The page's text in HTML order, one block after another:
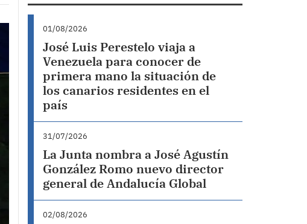
01/08/2026
José Luis Perestelo viaja a
Venezuela para conocer de
primera mano la situación de
los canarios residentes en el
país
31/07/2026
La Junta nombra a José Agustín
González Romo nuevo director
general de Andalucía Global
02/08/2026